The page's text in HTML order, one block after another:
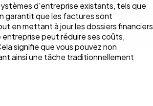
d'entreprise existants, tels que
garantit que les factures sont
en mettant à jour les dossiers financiers
peut réduire ses coûts,
signifie que vous pouvez non
ainsi une tâche traditionnellement